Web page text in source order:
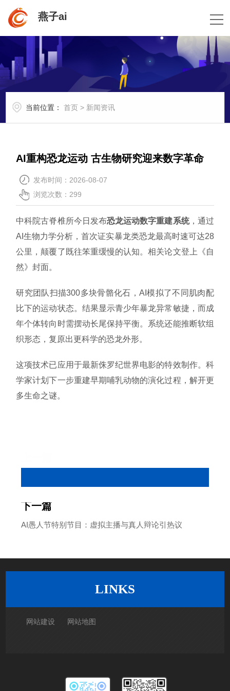
燕子ai
当前位置： 首页 > 新闻资讯
AI重构恐龙运动 古生物研究迎来数字革命
发布时间：2026-08-07
浏览次数：299
中科院古脊椎所今日发布恐龙运动数字重建系统，通过
AI生物力学分析，首次证实暴龙类恐龙最高时速可达28
公里，颠覆了既往笨重缓慢的认知。相关论文登上《自
然》封面。
研究团队扫描300多块骨骼化石，AI模拟了不同肌肉配
比下的运动状态。结果显示青少年暴龙异常敏捷，而成
年个体转向时需摆动长尾保持平衡。系统还能推断软组
织形态，复原出更科学的恐龙外形。
这项技术已应用于最新侏罗纪世界电影的特效制作。科
学家计划下一步重建早期哺乳动物的演化过程，解开更
多生命之谜。
下一篇
AI愚人节特别节目：虚拟主播与真人辩论引热议
LINKS
网站建设 网站地图